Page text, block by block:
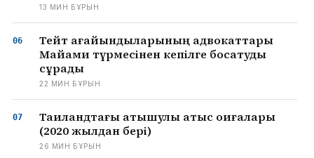
13 МИН БҰРЫН
Тейт ағайындыларының адвокаттары
Майами түрмесінен кепілге босатуды
сұрады
22 МИН БҰРЫН
Таиландтағы атышулы атыс оқиғалары
(2020 жылдан бері)
26 МИН БҰРЫН